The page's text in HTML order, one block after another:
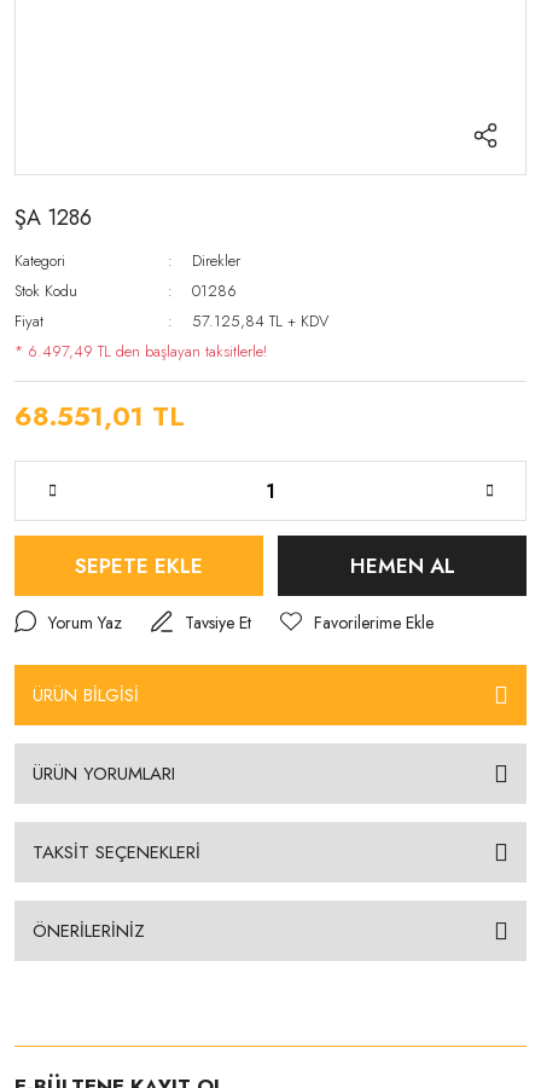
ŞA 1286
Kategori
Direkler
Stok Kodu
01286
Fiyat
57.125,84 TL + KDV
* 6.497,49 TL den başlayan taksitlerle!
68.551,01 TL
SEPETE EKLE HEMEN AL
Yorum Yaz Tavsiye Et
ÜRÜN BİLGİSİ
ÜRÜN YORUMLARI
TAKSİT SEÇENEKLERİ
ÖNERİLERİNİZ